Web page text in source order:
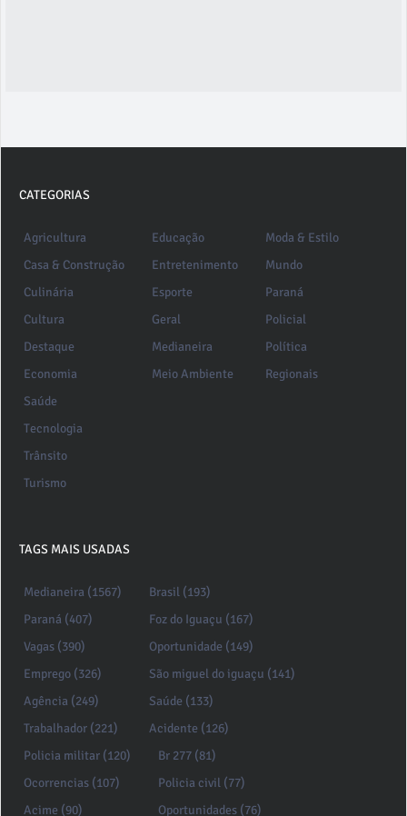
CATEGORIAS
Agricultura
Casa & Construção
Culinária
Cultura
Destaque
Economia
Educação
Entretenimento
Esporte
Geral
Medianeira
Meio Ambiente
Moda & Estilo
Mundo
Paraná
Policial
Política
Regionais
Saúde
Tecnologia
Trânsito
Turismo
TAGS MAIS USADAS
Medianeira (1567)
Paraná (407)
Vagas (390)
Emprego (326)
Agência (249)
Trabalhador (221)
Brasil (193)
Foz do Iguaçu (167)
Oportunidade (149)
São miguel do iguaçu (141)
Saúde (133)
Acidente (126)
Policia militar (120)
Ocorrencias (107)
Acime (90)
Br 277 (81)
Policia civil (77)
Oportunidades (76)